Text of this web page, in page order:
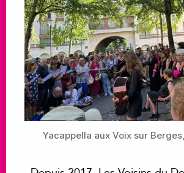
Yacappella aux Voix sur